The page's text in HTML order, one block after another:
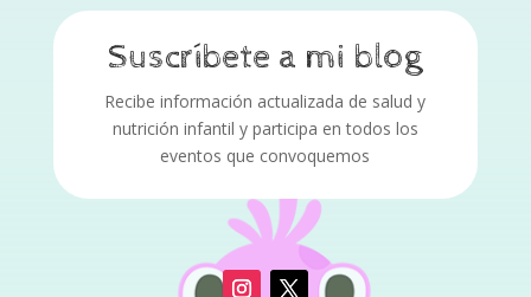
Suscríbete a mi blog
Recibe información actualizada de salud y
nutrición infantil y participa en todos los
eventos que convoquemos